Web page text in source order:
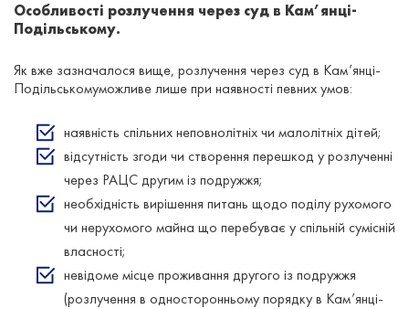
Особливості розлучення через суд в Кам’янці-
Подільському.
Як вже зазначалося вище, розлучення через суд в Кам’янці-
Подільськомуможливе лише при наявності певних умов:
наявність спільних неповнолітніх чи малолітніх дітей;
відсутність згоди чи створення перешкод у розлученні
через РАЦС другим із подружжя;
необхідність вирішення питань щодо поділу рухомого
чи нерухомого майна що перебуває у спільній сумісній
власності;
невідоме місце проживання другого із подружжя
(розлучення в односторонньому порядку в Кам’янці-